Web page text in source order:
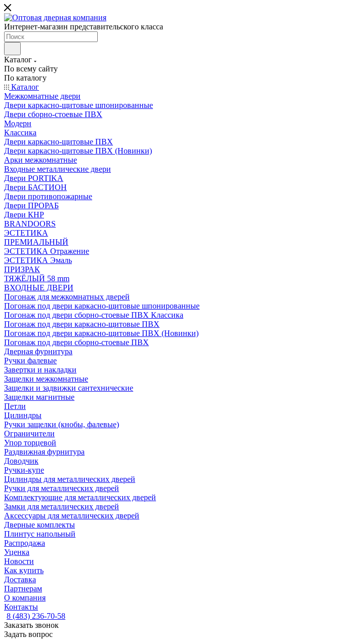
Интернет-магазин представительского класса
Каталог
По всему сайту
По каталогу
Каталог
Межкомнатные двери
Двери каркасно-щитовые шпонированные
Двери сборно-стоевые ПВХ
Модерн
Классика
Двери каркасно-щитовые ПВХ
Двери каркасно-щитовые ПВХ (Новинки)
Арки межкомнатные
Входные металлические двери
Двери PORTIKA
Двери БАСТИОН
Двери противопожарные
Двери ПРОРАБ
Двери КНР
BRANDOORS
ЭСТЕТИКА
ПРЕМИАЛЬНЫЙ
ЭСТЕТИКА Отражение
ЭСТЕТИКА Эмаль
ПРИЗРАК
ТЯЖЁЛЫЙ 58 mm
ВХОДНЫЕ ДВЕРИ
Погонаж для межкомнатных дверей
Погонаж под двери каркасно-щитовые шпонированные
Погонаж под двери сборно-стоевые ПВХ Классика
Погонаж под двери каркасно-щитовые ПВХ
Погонаж под двери каркасно-щитовые ПВХ (Новинки)
Погонаж под двери сборно-стоевые ПВХ
Дверная фурнитура
Ручки фалевые
Завертки и накладки
Защелки межкомнатные
Защелки и задвижки сантехнические
Защелки магнитные
Петли
Цилиндры
Ручки защелки (кнобы, фалевые)
Ограничители
Упор торцевой
Раздвижная фурнитура
Доводчик
Ручки-купе
Цилиндры для металлических дверей
Ручки для металлических дверей
Комплектующие для металлических дверей
Замки для металлических дверей
Аксессуары для металлических дверей
Дверные комплекты
Плинтус напольный
Распродажа
Уценка
Новости
Как купить
Доставка
Партнерам
О компания
Контакты
8 (483) 236-70-58
Заказать звонок
Задать вопрос